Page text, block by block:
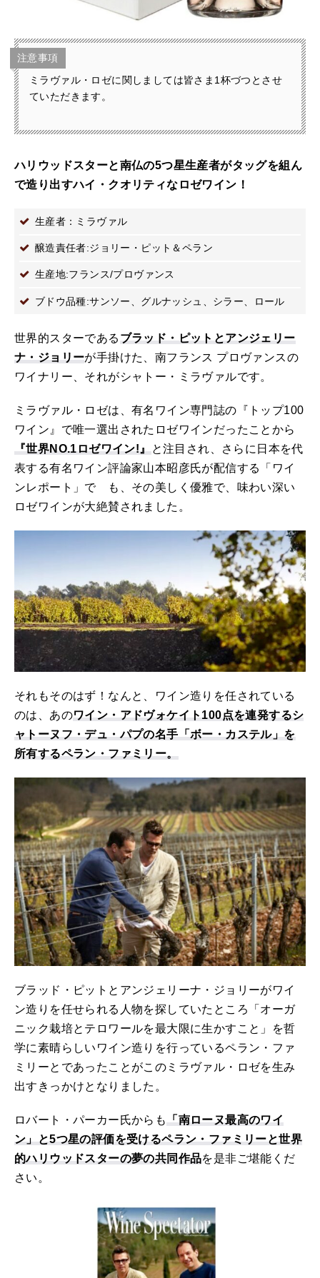
注意事項
ミラヴァル・ロゼに関しましては皆さま1杯づつとさせ
ていただきます。
ハリウッドスターと南仏の5つ星生産者がタッグを組ん
で造り出すハイ・クオリティなロゼワイン！
生産者：ミラヴァル
醸造責任者:ジョリー・ピット＆ペラン
生産地:フランス/プロヴァンス
ブドウ品種:サンソー、グルナッシュ、シラー、ロール
世界的スターであるブラッド・ピットとアンジェリー
ナ・ジョリーが手掛けた、南フランス プロヴァンスの
ワイナリー、それがシャトー・ミラヴァルです。
ミラヴァル・ロゼは、有名ワイン専門誌の『トップ100
ワイン』で唯一選出されたロゼワインだったことから
『世界NO.1ロゼワイン!』と注目され、さらに日本を代
表する有名ワイン評論家山本昭彦氏が配信する「ワイ
ンレポート」で も、その美しく優雅で、味わい深い
ロゼワインが大絶賛されました。
それもそのはず！なんと、ワイン造りを任されている
のは、あのワイン・アドヴォケイト100点を連発するシ
ャトーヌフ・デュ・パプの名手「ボー・カステル」を
所有するペラン・ファミリー。
ブラッド・ピットとアンジェリーナ・ジョリーがワイ
ン造りを任せられる人物を探していたところ「オーガ
ニック栽培とテロワールを最大限に生かすこと」を哲
学に素晴らしいワイン造りを行っているペラン・ファ
ミリーとであったことがこのミラヴァル・ロゼを生み
出すきっかけとなりました。
ロバート・パーカー氏からも「南ローヌ最高のワイ
ン」と5つ星の評価を受けるペラン・ファミリーと世界
的ハリウッドスターの夢の共同作品を是非ご堪能くだ
さい。